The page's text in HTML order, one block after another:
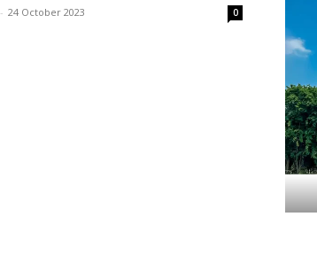
- 24 October 2023 0